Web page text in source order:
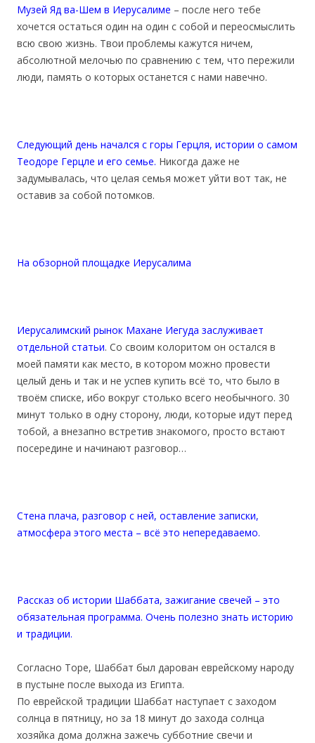
Музей Яд ва-Шем в Иерусалиме – после него тебе
хочется остаться один на один с собой и переосмыслить
всю свою жизнь. Твои проблемы кажутся ничем,
абсолютной мелочью по сравнению с тем, что пережили
люди, память о которых останется с нами навечно.
Следующий день начался с горы Герцля, истории о самом
Теодоре Герцле и его семье. Никогда даже не
задумывалась, что целая семья может уйти вот так, не
оставив за собой потомков.
На обзорной площадке Иерусалима
Иерусалимский рынок Махане Иегуда заслуживает
отдельной статьи. Со своим колоритом он остался в
моей памяти как место, в котором можно провести
целый день и так и не успев купить всё то, что было в
твоём списке, ибо вокруг столько всего необычного. 30
минут только в одну сторону, люди, которые идут перед
тобой, а внезапно встретив знакомого, просто встают
посередине и начинают разговор…
Стена плача, разговор с ней, оставление записки,
атмосфера этого места – всё это непередаваемо.
Рассказ об истории Шаббата, зажигание свечей – это
обязательная программа. Очень полезно знать историю
и традиции.
Согласно Торе, Шаббат был дарован еврейскому народу
в пустыне после выхода из Египта.
По еврейской традиции Шаббат наступает с заходом
солнца в пятницу, но за 18 минут до захода солнца
хозяйка дома должна зажечь субботние свечи и